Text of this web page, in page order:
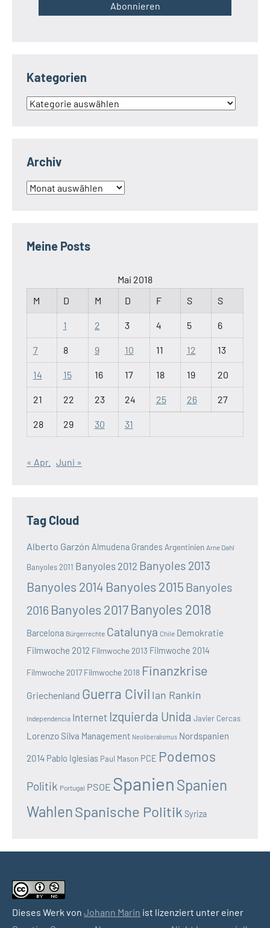
Kategorien
Kategorien
Archiv
Archiv
Meine Posts
Mai 2018
M
D M D F S S
1 2 3 4 5 6
7 8 9 10 11 12 13
14 15 16 17 18 19 20
21 22 23 24 25 26 27
28 29 30 31
« Apr. Juni »
Tag Cloud
Alberto Garzón Almudena Grandes Argentinien Arne Dahl
Banyoles 2011 Banyoles 2012 Banyoles 2013
Banyoles 2014 Banyoles 2015 Banyoles
2016 Banyoles 2017 Banyoles 2018
Barcelona Bürgerrechte Catalunya Chile Demokratie
Filmwoche 2012 Filmwoche 2013 Filmwoche 2014
Filmwoche 2017 Filmwoche 2018 Finanzkrise
Griechenland Guerra Civil Ian Rankin
Independencia Internet Izquierda Unida Javier Cercas
Lorenzo Silva Management Neoliberalismus Nordspanien
2014 Pablo Iglesias Paul Mason PCE Podemos
Politik Portugal PSOE Spanien Spanien
WahlenSpanische Politik Syriza
Dieses Werk von Johann Marin ist lizenziert unter einer